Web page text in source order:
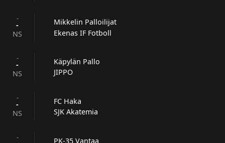
-
-
NS
Mikkelin Palloilijat
Ekenas IF Fotboll
-
-
NS
Käpylän Pallo
JIPPO
-
-
NS
FC Haka
SJK Akatemia
-
PK-35 Vantaa